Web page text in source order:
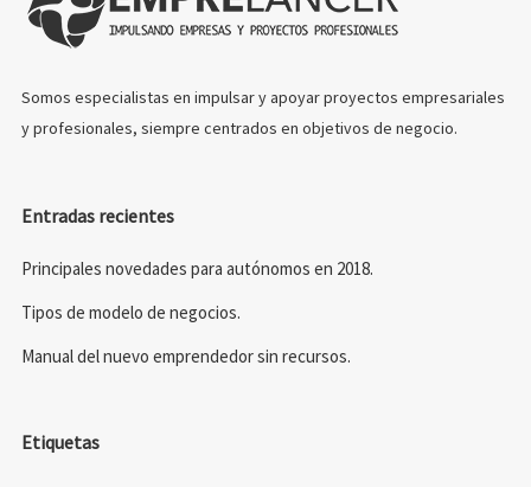
Somos especialistas en impulsar y apoyar proyectos empresariales
y profesionales, siempre centrados en objetivos de negocio.
Entradas recientes
Principales novedades para autónomos en 2018.
Tipos de modelo de negocios.
Manual del nuevo emprendedor sin recursos.
Etiquetas